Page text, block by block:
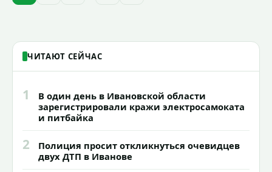
ЧИТАЮТ СЕЙЧАС
1
В один день в Ивановской области
зарегистрировали кражи электросамоката
и питбайка
2
Полиция просит откликнуться очевидцев
двух ДТП в Иванове